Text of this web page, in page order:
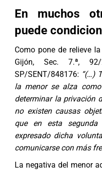
En muchos
puede
Como pone de relieve
Gijón, Sec. 7.ª,
SP/SENT/848176: “(…)
la menor se alza
determinar la privación
no existen causas
que en esta
expresado dicha
comunicarse con más
La negativa del menor